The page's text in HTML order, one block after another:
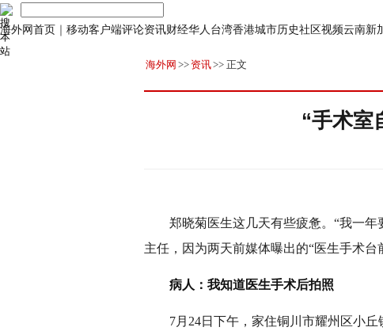
海外网首页 移动客户端评论资讯财经华人 台湾香港城市历史社区视频云南新
海外网 >> 资讯>> 正文
“手术室
郑晓菊医生这几天有些疲惫。“我一年
主任，因为两天前媒体曝出的“医生手术台
病人：我知道医生手术后拍照
7月24日下午，家住铜川市耀州区小丘